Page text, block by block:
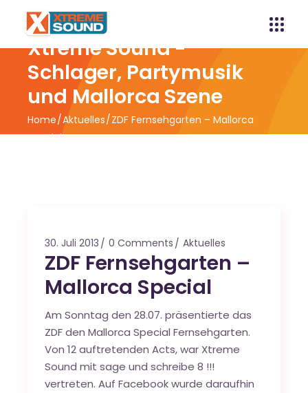
Xtreme Sound -
Schlager, Partymusik
und Mallorca Szene
Home Aktuelles ZDF Fernsehgarten – Mallorca
Special
30. Juli 2013 0 Comments Aktuelles
ZDF Fernsehgarten –
Mallorca Special
Am Sonntag den 28.07. präsentierte das
ZDF den Mallorca Special Fernsehgarten.
Von 12 auftretenden Acts, war Xtreme
Sound mit sage und schreibe 8 !!!
vertreten. Auf Facebook wurde daraufhin